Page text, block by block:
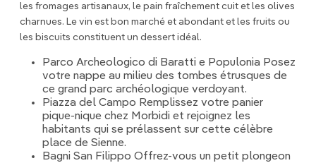
les fromages artisanaux, le pain fraîchement cuit et les olives
charnues. Le vin est bon marché et abondant et les fruits ou
les biscuits constituent un dessert idéal.
Parco Archeologico di Baratti e Populonia Posez
votre nappe au milieu des tombes étrusques de
ce grand parc archéologique verdoyant.
Piazza del Campo Remplissez votre panier
pique-nique chez Morbidi et rejoignez les
habitants qui se prélassent sur cette célèbre
place de Sienne.
Bagni San Filippo Offrez-vous un petit plongeon